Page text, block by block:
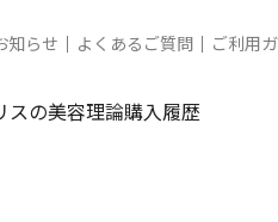
知らせ よくあるご質問 ご利用
スの美容理論購入履歴